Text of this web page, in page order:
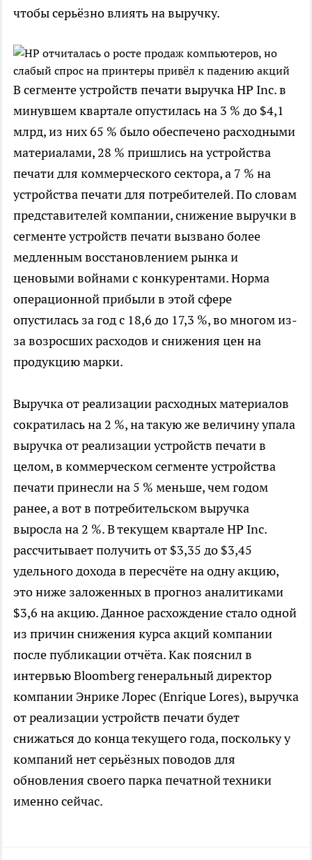
чтобы серьёзно влиять на выручку.
В сегменте устройств печати выручка HP Inc. в
минувшем квартале опустилась на 3 % до $4,1
млрд, из них 65 % было обеспечено расходными
материалами, 28 % пришлись на устройства
печати для коммерческого сектора, а 7 % на
устройства печати для потребителей. По словам
представителей компании, снижение выручки в
сегменте устройств печати вызвано более
медленным восстановлением рынка и
ценовыми войнами с конкурентами. Норма
операционной прибыли в этой сфере
опустилась за год с 18,6 до 17,3 %, во многом из-
за возросших расходов и снижения цен на
продукцию марки.
Выручка от реализации расходных материалов
сократилась на 2 %, на такую же величину упала
выручка от реализации устройств печати в
целом, в коммерческом сегменте устройства
печати принесли на 5 % меньше, чем годом
ранее, а вот в потребительском выручка
выросла на 2 %. В текущем квартале HP Inc.
рассчитывает получить от $3,35 до $3,45
удельного дохода в пересчёте на одну акцию,
это ниже заложенных в прогноз аналитиками
$3,6 на акцию. Данное расхождение стало одной
из причин снижения курса акций компании
после публикации отчёта. Как пояснил в
интервью Bloomberg генеральный директор
компании Энрике Лорес (Enrique Lores), выручка
от реализации устройств печати будет
снижаться до конца текущего года, поскольку у
компаний нет серьёзных поводов для
обновления своего парка печатной техники
именно сейчас.